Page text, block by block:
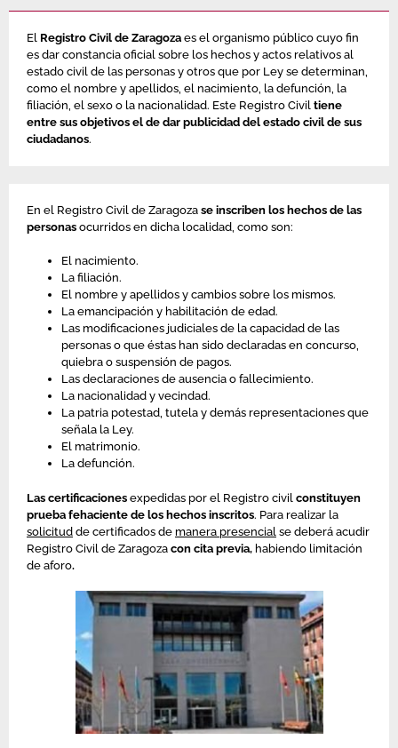
El Registro Civil de Zaragoza es el organismo público cuyo fin
es dar constancia oficial sobre los hechos y actos relativos al
estado civil de las personas y otros que por Ley se determinan,
como el nombre y apellidos, el nacimiento, la defunción, la
filiación, el sexo o la nacionalidad. Este Registro Civil tiene
entre sus objetivos el de dar publicidad del estado civil de sus
ciudadanos.
En el Registro Civil de Zaragoza se inscriben los hechos de las
personas ocurridos en dicha localidad, como son:
El nacimiento.
La filiación.
El nombre y apellidos y cambios sobre los mismos.
La emancipación y habilitación de edad.
Las modificaciones judiciales de la capacidad de las
personas o que éstas han sido declaradas en concurso,
quiebra o suspensión de pagos.
Las declaraciones de ausencia o fallecimiento.
La nacionalidad y vecindad.
La patria potestad, tutela y demás representaciones que
señala la Ley.
El matrimonio.
La defunción.
Las certificaciones expedidas por el Registro civil constituyen
prueba fehaciente de los hechos inscritos. Para realizar la
solicitud de certificados de manera presencial se deberá acudir
Registro Civil de Zaragoza con cita previa, habiendo limitación
de aforo.